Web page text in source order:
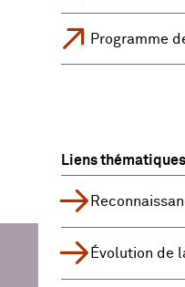
Programme
Liens thématiques
Évolution de